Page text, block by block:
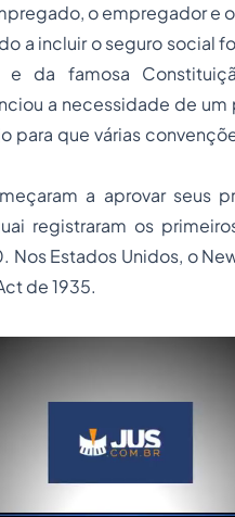
o empregador e
a incluir o seguro social
da famosa
a necessidade de
para que várias
a aprovar seus
registraram os
Nos Estados Unidos, o
de 1935.